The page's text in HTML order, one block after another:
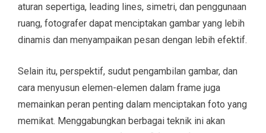
aturan sepertiga, leading lines, simetri, dan penggunaan
ruang, fotografer dapat menciptakan gambar yang lebih
dinamis dan menyampaikan pesan dengan lebih efektif.
Selain itu, perspektif, sudut pengambilan gambar, dan
cara menyusun elemen-elemen dalam frame juga
memainkan peran penting dalam menciptakan foto yang
memikat. Menggabungkan berbagai teknik ini akan